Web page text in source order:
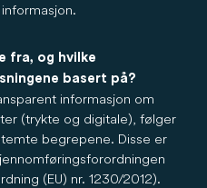
fra, og hvilke
basert på?
informasjon om
(trykte og digitale), følger
begrepene. Disse er
(EU) nr. 1230/2012).